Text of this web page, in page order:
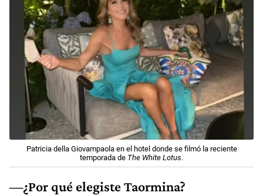
Patricia della Giovampaola en el hotel donde se filmó la reciente
temporada de The White Lotus.
—¿Por qué elegiste Taormina?